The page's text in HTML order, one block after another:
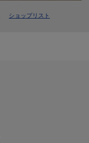
ショップリスト